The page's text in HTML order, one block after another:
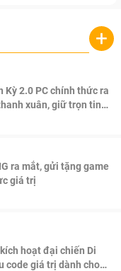
+
Kỳ 2.0 PC chính thức ra
xuân, giữ trọn tinh
ra mắt, gửi tặng game
giá trị
hoạt đại chiến Di
code giá trị dành cho